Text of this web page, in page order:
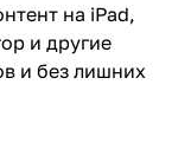
на iPad,
и другие
и без лишних